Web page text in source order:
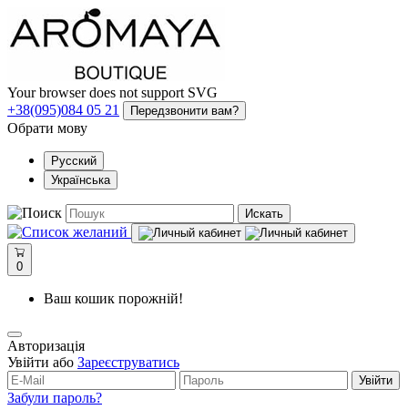
Your browser does not support SVG
+38(095)084 05 21
Передзвонити вам?
Обрати мову
Русский
Українська
Искать
0
Ваш кошик порожній!
Авторизація
Увійти або Зареєструватись
Увійти
Забули пароль?